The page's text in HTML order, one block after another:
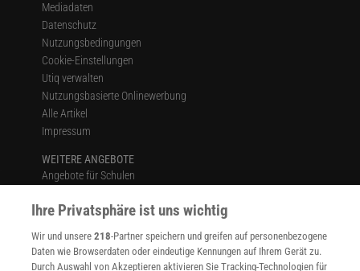
Mediadaten
Datenschutz
Nutzungsbedingungen
Cookie-Einstellungen
Utiq verwalten
Nutzungsbasierte Onlinewerbung
Alle Artikel
Impressum
WEITERE ANGEBOTE
Angebote für Schulen
Sprachen lernen mit Gymglish
Lexika
Für Spektrum schreiben
Zugänglichkeitserklärung
Ihre Privatsphäre ist uns wichtig
Wir und unsere218-Partner speichern und greifen auf personenbezogene
Daten wie Browserdaten oder eindeutige Kennungen auf Ihrem Gerät zu.
Durch Auswahl von Akzeptieren aktivieren Sie Tracking-Technologien für